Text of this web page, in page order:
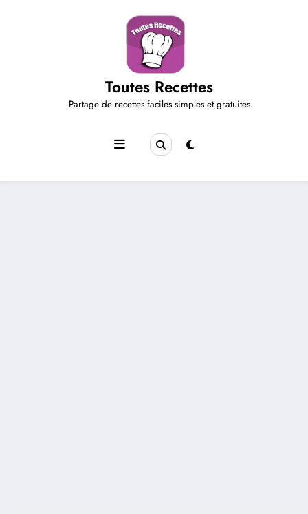
Toutes Recettes
Partage de recettes faciles simples et gratuites